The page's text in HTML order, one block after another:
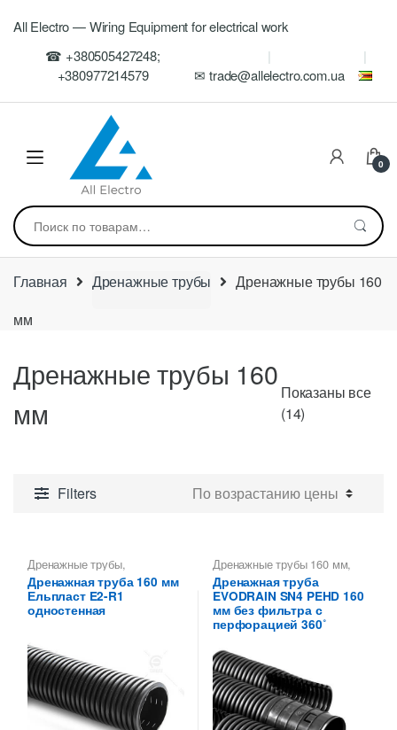
navigation
All Electro — Wiring Equipment for electrical work
☎ +380505427248;
+380977214579
✉ trade@allelectro.com.ua
0
Искать:
Главная Дренажные трубы
Дренажные трубы 160
мм
Дренажные трубы 160
мм
Показаны все
(14)
Filters
Дренажные трубы,
Дренажные трубы 160 мм
Дренажная труба 160 мм
Ельпласт E2-R1
одностенная
Дренажные трубы 160 мм,
Трубы дренажные
гофрированные
Дренажная труба
EVODRAIN SN4 PEHD 160
мм без фильтра с
перфорацией 360˚